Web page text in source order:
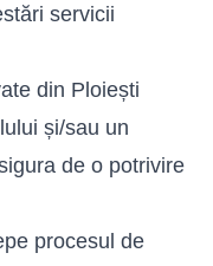
servicii
din Ploiești
și/sau un
de o potrivire
procesul de